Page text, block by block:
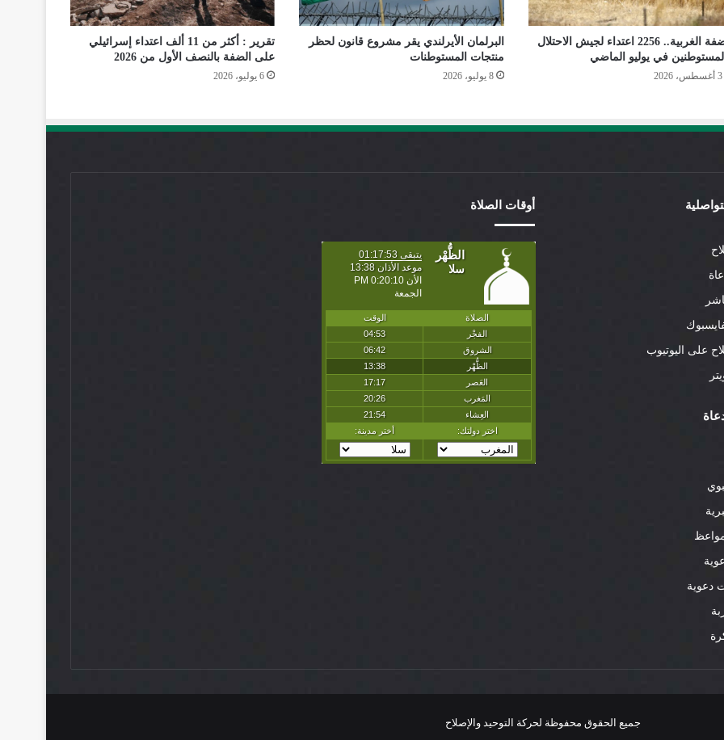
الضفة الغربية.. 2256 اعتداء لجيش الاحتلال
في يوليو الماضي
3 أغسطس، 2026
البرلمان الأيرلندي يقر مشروع قانون لحظر
منتجات المستوطنات
8 يوليو، 2026
تقرير : أكثر من 11 ألف اعتداء إسرائيلي
على الضفة بالنصف الأول من 2026
6 يوليو، 2026
على اليوتيوب
دعوية
أوقات الصلاة
جميع الحقوق محفوظة لحركة التوحيد والإصلاح